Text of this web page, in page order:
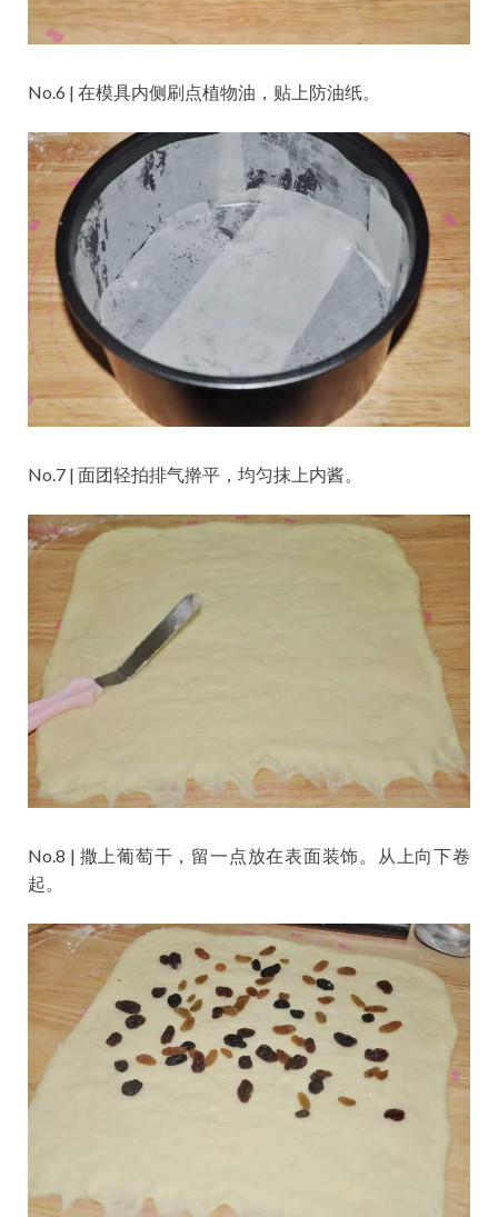
No.6 | 在模具内侧刷点植物油，贴上防油纸。
No.7 | 面团轻拍排气擀平，均匀抹上内酱。
No.8 | 撒上葡萄干，留一点放在表面装饰。从上向下卷
起。